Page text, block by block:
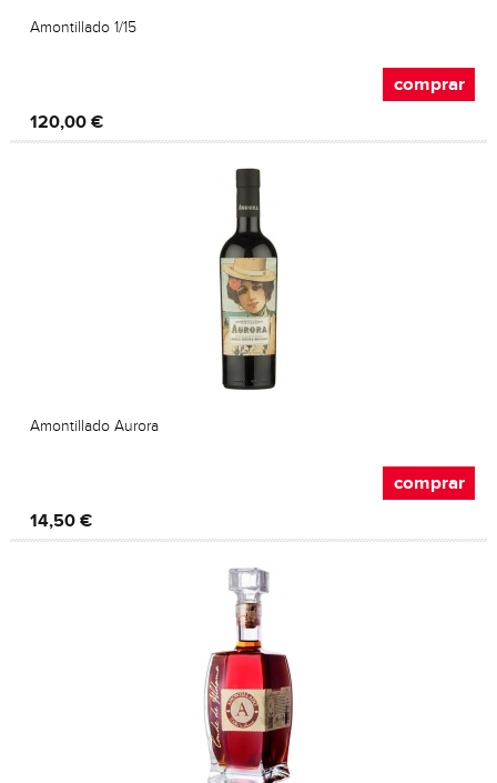
comprar
Amontillado 1/15
120,00 €
comprar
Amontillado Aurora
14,50 €